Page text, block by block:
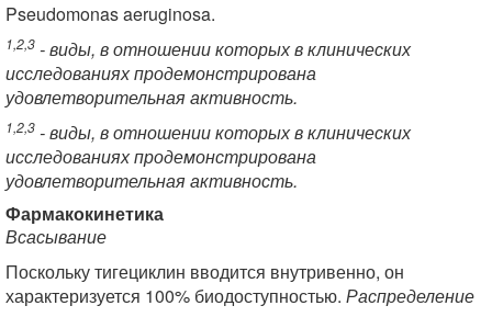
Pseudomonas aeruginosa.
1,2,3 - виды, в отношении которых в клинических
исследованиях продемонстрирована
удовлетворительная активность.
1,2,3 - виды, в отношении которых в клинических
исследованиях продемонстрирована
удовлетворительная активность.
Фармакокинетика
Всасывание
Поскольку тигециклин вводится внутривенно, он
характеризуется 100% биодоступностью. Распределение